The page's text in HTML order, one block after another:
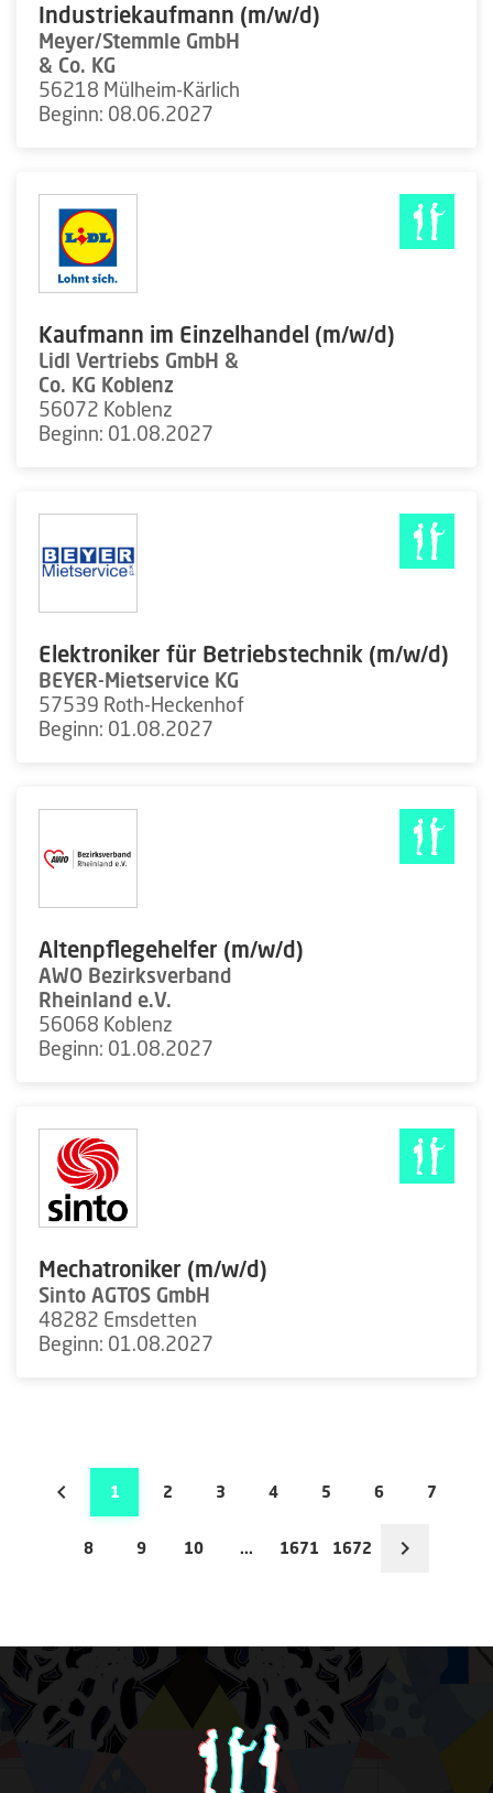
Industriekaufmann (m/w/d)
Meyer/Stemmle GmbH
& Co. KG
56218 Mülheim-Kärlich
Beginn: 08.06.2027
Kaufmann im Einzelhandel (m/w/d)
Lidl Vertriebs GmbH &
Co. KG Koblenz
56072 Koblenz
Beginn: 01.08.2027
Elektroniker für Betriebstechnik (m/w/d)
BEYER-Mietservice KG
57539 Roth-Heckenhof
Beginn: 01.08.2027
Altenpflegehelfer (m/w/d)
AWO Bezirksverband
Rheinland e.V.
56068 Koblenz
Beginn: 01.08.2027
Mechatroniker (m/w/d)
Sinto AGTOS GmbH
48282 Emsdetten
Beginn: 01.08.2027
1 2 3 4 5 6 7
8 9 10 ... 1671 1672